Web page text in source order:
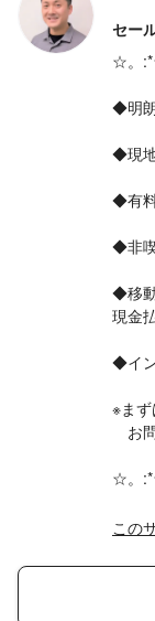
セー
☆。
◆明
◆現
◆有
◆非
◆移
現金
◆イ
※ま
お
☆。
この